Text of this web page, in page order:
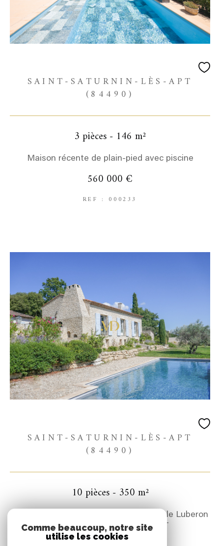
SAINT-SATURNIN-LÈS-APT
(84490)
3 pièces - 146 m²
Maison récente de plain-pied avec piscine
560 000 €
REF : 000233
SAINT-SATURNIN-LÈS-APT
(84490)
10 pièces - 350 m²
Magnifique propriété avec une vue sur le Luberon
à SAINT SATURNIN LES APT
Comme beaucoup, notre site
utilise les cookies